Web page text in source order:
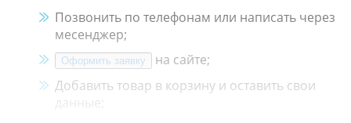
Позвонить по телефонам или написать через
месенджер;
Оформить заявку
на сайте;
Добавить товар в корзину и оставить свои
данные;